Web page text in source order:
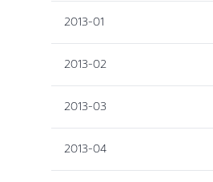
2013-01
2013-02
2013-03
2013-04